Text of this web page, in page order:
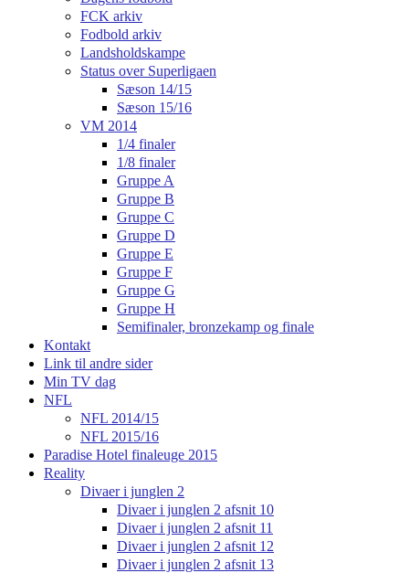
FCK arkiv
Fodbold arkiv
Landsholdskampe
Status over Superligaen
Sæson 14/15
Sæson 15/16
VM 2014
1/4 finaler
1/8 finaler
Gruppe A
Gruppe B
Gruppe C
Gruppe D
Gruppe E
Gruppe F
Gruppe G
Gruppe H
Semifinaler, bronzekamp og finale
Kontakt
Link til andre sider
Min TV dag
NFL
NFL 2014/15
NFL 2015/16
Paradise Hotel finaleuge 2015
Reality
Divaer i junglen 2
Divaer i junglen 2 afsnit 10
Divaer i junglen 2 afsnit 11
Divaer i junglen 2 afsnit 12
Divaer i junglen 2 afsnit 13